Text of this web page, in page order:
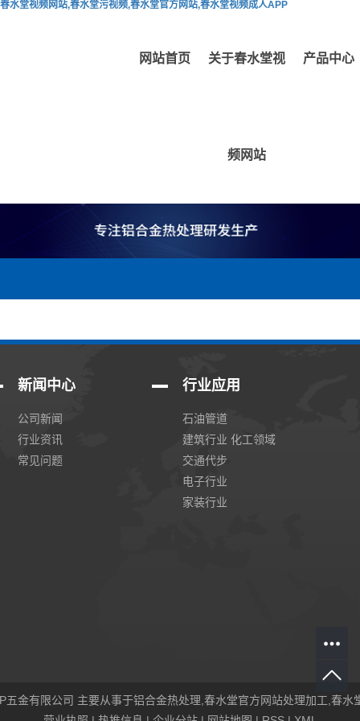
春水堂视频网站,春水堂污视频,春水堂官方网站,春水堂视频成人APP
网站首页 关于春水堂视
频网站
产品中心
新闻中心
公司新闻
行业资讯
常见问题
行业应用
石油管道
建筑行业 化工领域
交通代步
电子行业
家装行业
五金有限公司 主要从事于铝合金热处理,春水堂官方网站处理加工,春水